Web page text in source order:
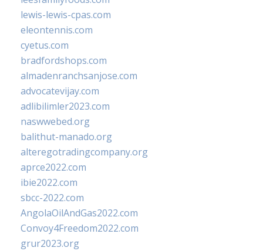
lewis-lewis-cpas.com
eleontennis.com
cyetus.com
bradfordshops.com
almadenranchsanjose.com
advocatevijay.com
adlibilimler2023.com
naswwebed.org
balithut-manado.org
alteregotradingcompany.org
aprce2022.com
ibie2022.com
sbcc-2022.com
AngolaOilAndGas2022.com
Convoy4Freedom2022.com
grur2023.org